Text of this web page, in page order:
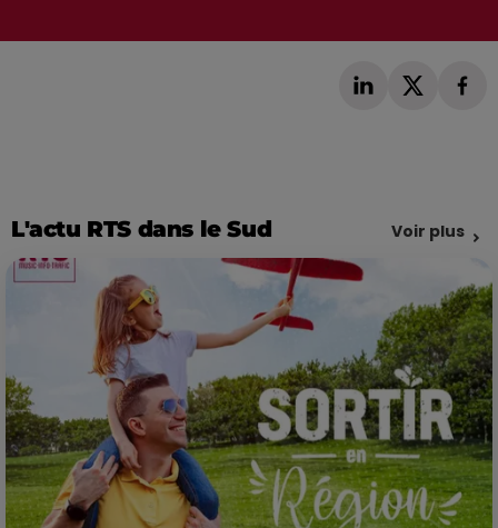
L'actu RTS dans le Sud Voir plus